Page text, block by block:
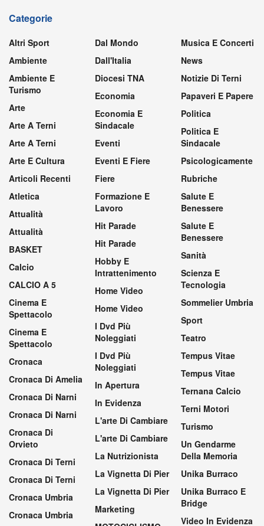
Categorie
Altri Sport
Ambiente
Ambiente E
Turismo
Arte
Arte A Terni
Arte A Terni
Arte E Cultura
Articoli Recenti
Atletica
Attualità
Attualità
BASKET
Calcio
CALCIO A 5
Cinema E
Spettacolo
Cinema E
Spettacolo
Cronaca
Cronaca Di Amelia
Cronaca Di Narni
Cronaca Di Narni
Cronaca Di
Orvieto
Cronaca Di Terni
Cronaca Di Terni
Cronaca Umbria
Cronaca Umbria
Dal Mondo
Dall'Italia
Diocesi TNA
Economia
Economia E
Sindacale
Eventi
Eventi E Fiere
Fiere
Formazione E
Lavoro
Hit Parade
Hit Parade
Hobby E
Intrattenimento
Home Video
Home Video
I Dvd Più
Noleggiati
I Dvd Più
Noleggiati
In Apertura
In Evidenza
L'arte Di Cambiare
L'arte Di Cambiare
La Nutrizionista
La Vignetta Di Pier
La Vignetta Di Pier
Marketing
Musica E Concerti
News
Notizie Di Terni
Papaveri E Papere
Politica
Politica E
Sindacale
Psicologicamente
Rubriche
Salute E
Benessere
Salute E
Benessere
Sanità
Scienza E
Tecnologia
Sommelier Umbria
Sport
Teatro
Tempus Vitae
Tempus Vitae
Ternana Calcio
Terni Motori
Turismo
Un Gendarme
Della Memoria
Unika Burraco
Unika Burraco E
Bridge
Video In Evidenza